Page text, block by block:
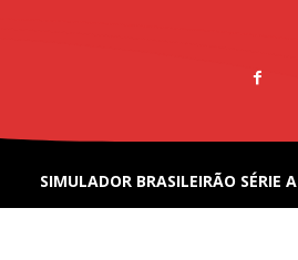
SIMULADOR BRASILEIRÃO SÉRIE A